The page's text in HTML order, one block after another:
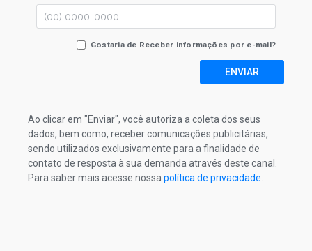
Gostaria de Receber informações por e-mail?
ENVIAR
Ao clicar em "Enviar", você autoriza a coleta dos seus
dados, bem como, receber comunicações publicitárias,
sendo utilizados exclusivamente para a finalidade de
contato de resposta à sua demanda através deste canal.
Para saber mais acesse nossa política de privacidade